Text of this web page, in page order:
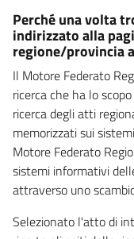
Perché una volta
indirizzato alla
regione/provincia
Il Motore Federato
ricerca che ha lo
ricerca degli atti
memorizzati sui
Motore Federato
sistemi informativi
attraverso uno
Selezionato l'atto di